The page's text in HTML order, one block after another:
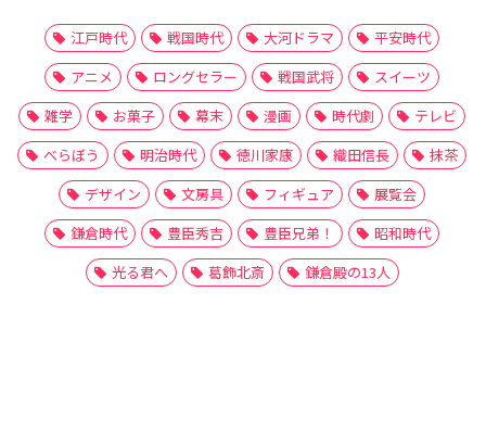
江戸時代 戦国時代 大河ドラマ
平安時代
アニメ
ロングセラー 戦国武将
スイーツ
雑学
お菓子 幕末 漫画 時代劇
テレビ
べらぼう
明治時代 徳川家康 織田信長
抹茶
デザイン
文房具 フィギュア
展覧会
鎌倉時代
豊臣秀吉 豊臣兄弟！
昭和時代
光る君へ
葛飾北斎 鎌倉殿の13人